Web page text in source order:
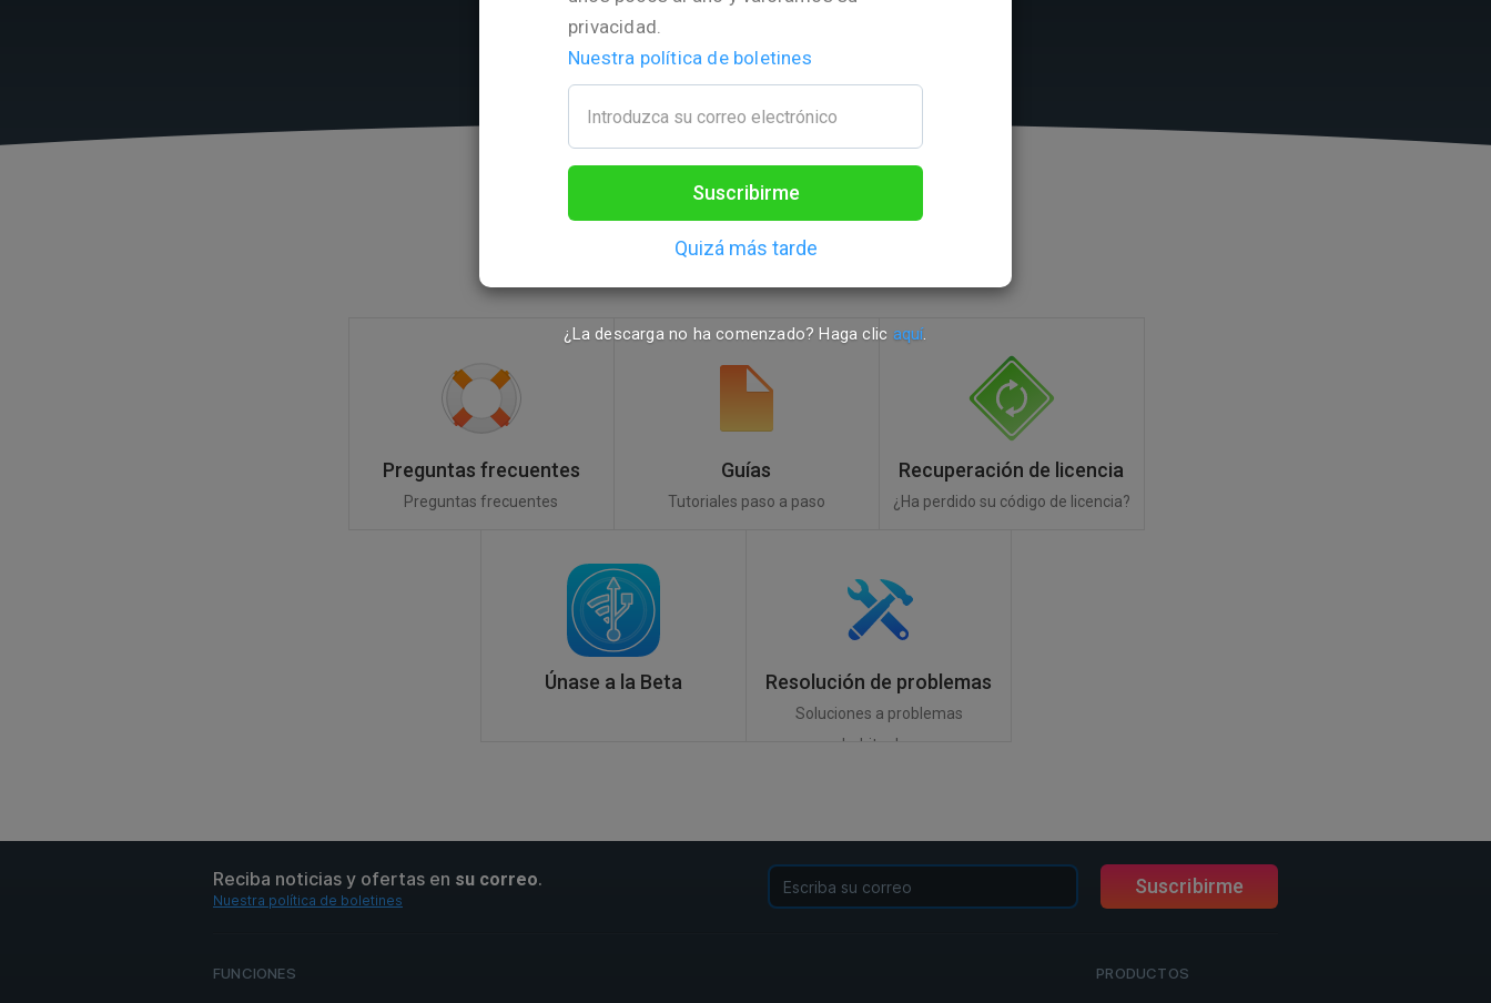
¿Necesita ayuda?
Preguntas frecuentes
Preguntas frecuentes
Guías
Tutoriales paso a paso
Recuperación de licencia
¿Ha perdido su código de licencia?
Únase a la Beta Resolución de problemas
Soluciones a problemas
habituales
privacidad.
Nuestra política de boletines
Suscribirme
Quizá más tarde
¿La descarga no ha comenzado? Haga clic aquí.
Reciba noticias y ofertas en su correo.
Nuestra política de boletines
Suscribirme
FUNCIONES PRODUCTOS